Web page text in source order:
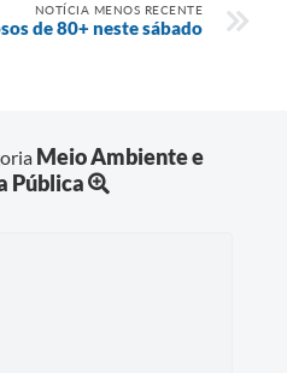
NOTÍCIA MENOS RECENTE
de 80+ neste sábado
Meio Ambiente e
Pública